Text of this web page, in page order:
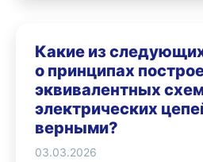
Какие из
о принципах
эквивалентных
электрических
верными?
03.03.2026